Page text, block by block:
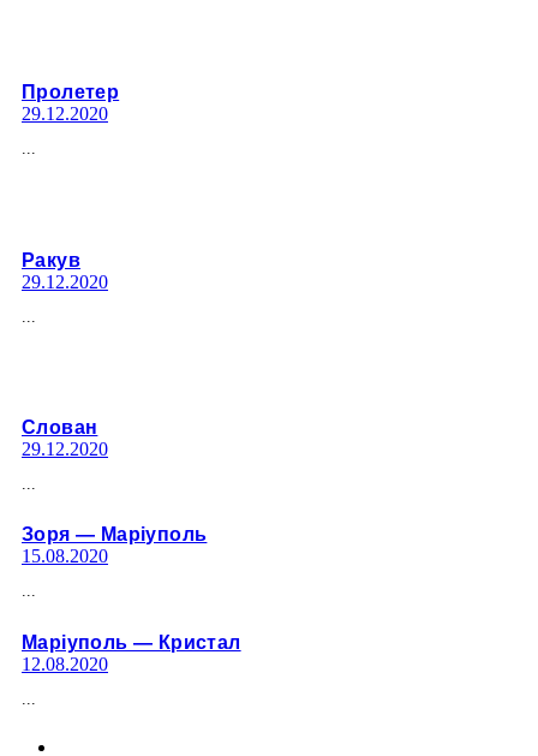
Пролетер
29.12.2020
...
Ракув
29.12.2020
Слован
29.12.2020
Зоря — Марiуполь
15.08.2020
...
Марiуполь — Кристал
12.08.2020